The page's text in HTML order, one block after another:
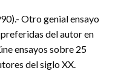
Otro genial ensayo
del autor en
ensayos sobre 25
del siglo XX.